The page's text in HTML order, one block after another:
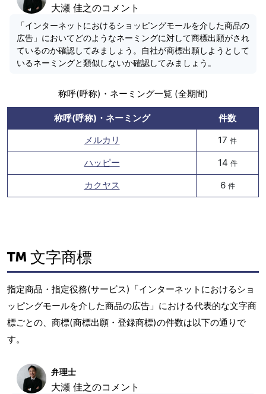
大瀬 佳之のコメント
「インターネットにおけるショッピングモールを介した商品の
広告」においてどのようなネーミングに対して商標出願がされ
ているのか確認してみましょう。自社が商標出願しようとして
いるネーミングと類似しないか確認してみましょう。
称呼(呼称)・ネーミング一覧 (全期間)
称呼(呼称)・ネーミング
件数
メルカリ
17 件
ハッピー 14 件
カクヤス 6 件
文字商標
指定商品・指定役務(サービス)「インターネットにおけるショ
ッピングモールを介した商品の広告」における代表的な文字商
標ごとの、商標(商標出願・登録商標)の件数は以下の通りで
す。
弁理士
大瀬 佳之のコメント